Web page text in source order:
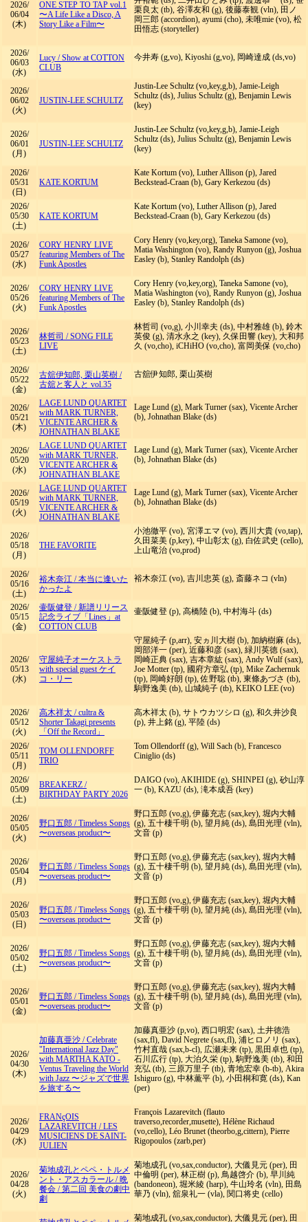
2026/
06/04
(木)
ONE STEP TO TAP vol.1
〜A Life Like a Disco, A
Story Like a Film〜
栗良太 (tb), 谷澤友和 (g), 後藤泰観 (vln), 田ノ
岡三郎 (accordion), ayumi (cho), 未唯mie (vo), 松
田悟志 (storyteller)
2026/
06/03
(水)
Lucy /Show at COTTON
CLUB
今井寿 (g,vo), Kiyoshi (g,vo), 岡崎達成 (ds,vo)
2026/
06/02
(火)
JUSTIN-LEE SCHULTZ
Justin-Lee Schultz (vo,key,g,b), Jamie-Leigh
Schultz (ds), Julius Schultz (g), Benjamin Lewis
(key)
2026/
06/01
(月)
JUSTIN-LEE SCHULTZ
Justin-Lee Schultz (vo,key,g,b), Jamie-Leigh
Schultz (ds), Julius Schultz (g), Benjamin Lewis
(key)
2026/
05/31
(日)
KATE KORTUM
Kate Kortum (vo), Luther Allison (p), Jared
Beckstead-Craan (b), Gary Kerkezou (ds)
2026/
05/30
(土)
KATE KORTUM
Kate Kortum (vo), Luther Allison (p), Jared
Beckstead-Craan (b), Gary Kerkezou (ds)
2026/
05/27
(水)
CORY HENRY LIVE
featuring Members of The
Funk Apostles
Cory Henry (vo,key,org), Taneka Samone (vo),
Matia Washington (vo), Randy Runyon (g), Joshua
Easley (b), Stanley Randolph (ds)
2026/
05/26
(火)
CORY HENRY LIVE
featuring Members of The
Funk Apostles
Cory Henry (vo,key,org), Taneka Samone (vo),
Matia Washington (vo), Randy Runyon (g), Joshua
Easley (b), Stanley Randolph (ds)
2026/
05/23
(土)
林哲司 /SONG FILE
LIVE
林哲司 (vo,g), 小川幸夫 (ds), 中村雅雄 (b), 鈴木
英俊 (g), 清水永之 (key), 久保田響 (key), 大和邦
久 (vo,cho), iCHiHO (vo,cho), 富岡美保 (vo,cho)
2026/
05/22
(金)
古舘伊知郎, 栗山英樹 /
古舘と客人と vol.35
古舘伊知郎, 栗山英樹
2026/
05/21
(木)
LAGE LUND QUARTET
with MARK TURNER,
VICENTE ARCHER &
JOHNATHAN BLAKE
Lage Lund (g), Mark Turner (sax), Vicente Archer
(b), Johnathan Blake (ds)
2026/
05/20
(水)
LAGE LUND QUARTET
with MARK TURNER,
VICENTE ARCHER &
JOHNATHAN BLAKE
Lage Lund (g), Mark Turner (sax), Vicente Archer
(b), Johnathan Blake (ds)
2026/
05/19
(火)
LAGE LUND QUARTET
with MARK TURNER,
VICENTE ARCHER &
JOHNATHAN BLAKE
Lage Lund (g), Mark Turner (sax), Vicente Archer
(b), Johnathan Blake (ds)
2026/
05/18
(月)
THE FAVORITE
小池徹平 (vo), 宮澤エマ (vo), 西川大貴 (vo,tap),
久田菜美 (p,key), 中山彰太 (g), 白佐武史 (cello),
上山竜治 (vo,prod)
2026/
05/16
(土)
裕木奈江 /本当に逢いた
かったよ
裕木奈江 (vo), 吉川忠英 (g), 斎藤ネコ (vln)
2026/
05/15
(金)
壷阪健登 /新譜リリース
記念ライブ「Lines」at
COTTON CLUB
壷阪健登 (p), 高橋陸 (b), 中村海斗 (ds)
2026/
05/13
(水)
守屋純子オーケストラ
with special guest ケイ
コ・リー
守屋純子 (p,arr), 安ヵ川大樹 (b), 加納樹麻 (ds),
岡部洋一 (per), 近藤和彦 (sax), 緑川英徳 (sax),
岡崎正典 (sax), 吉本章紘 (sax), Andy Wulf (sax),
Joe Motter (tp), 國府方章弘 (tp), Mike Zachernuk
(tp), 岡崎好朗 (tp), 佐野聡 (tb), 東條あづさ (tb),
駒野逸美 (tb), 山城純子 (tb), KEIKO LEE (vo)
2026/
05/12
(火)
高木祥太 /cultra &
Shorter Takagi presents
「Off the Record」
高木祥太 (b), サトウカツシロ (g), 和久井沙良
(p), 井上銘 (g), 平陸 (ds)
2026/
05/11
(月)
TOM OLLENDORFF
TRIO
Tom Ollendorff (g), Will Sach (b), Francesco
Ciniglio (ds)
2026/
05/09
(土)
BREAKERZ /
BIRTHDAY PARTY 2026
DAIGO (vo), AKIHIDE (g), SHINPEI (g), 砂山淳
一 (b), KAZU (ds), 滝本成吾 (key)
2026/
05/05
(火)
野口五郎 /Timeless Songs
〜overseas product〜
野口五郎 (vo,g), 伊藤充志 (sax,key), 堀内大輔
(g), 五十棲千明 (b), 望月純 (ds), 島田光理 (vln),
文音 (p)
2026/
05/04
(月)
野口五郎 /Timeless Songs
〜overseas product〜
野口五郎 (vo,g), 伊藤充志 (sax,key), 堀内大輔
(g), 五十棲千明 (b), 望月純 (ds), 島田光理 (vln),
文音 (p)
2026/
05/03
(日)
野口五郎 /Timeless Songs
〜overseas product〜
野口五郎 (vo,g), 伊藤充志 (sax,key), 堀内大輔
(g), 五十棲千明 (b), 望月純 (ds), 島田光理 (vln),
文音 (p)
2026/
05/02
(土)
野口五郎 /Timeless Songs
〜overseas product〜
野口五郎 (vo,g), 伊藤充志 (sax,key), 堀内大輔
(g), 五十棲千明 (b), 望月純 (ds), 島田光理 (vln),
文音 (p)
2026/
05/01
(金)
野口五郎 /Timeless Songs
〜overseas product〜
野口五郎 (vo,g), 伊藤充志 (sax,key), 堀内大輔
(g), 五十棲千明 (b), 望月純 (ds), 島田光理 (vln),
文音 (p)
2026/
04/30
(木)
加藤真亜沙 /Celebrate
"International Jazz Day"
with MARTHA KATO -
Ventus Traveling the World
with Jazz 〜ジャズで世界
を旅する〜
加藤真亜沙 (p,vo), 西口明宏 (sax), 土井徳浩
(sax,fl), David Negrete (sax,fl), 浦ヒロノリ (sax),
竹村直哉 (sax,b-cl), 広瀬未来 (tp), 黒田卓也 (tp),
石川広行 (tp), 大泊久栄 (tp), 駒野逸美 (tb), 和田
充弘 (tb), 三原万里子 (tb), 青地宏幸 (b-tb), Akira
Ishiguro (g), 中林薫平 (b), 小田桐和寛 (ds), Kan
(per)
2026/
04/29
(水)
FRANçOIS
LAZAREVITCH /LES
MUSICIENS DE SAINT-
JULIEN
François Lazarevitch (flauto
traverso,recorder,musette), Hélène Richaud
(vo,cello), Léo Brunet (theorbo,g,cittern), Pierre
Rigopoulos (zarb,per)
2026/
04/28
(火)
菊地成孔とペペ・トルメ
ント・アスカラール /晩
餐会 / 第二回 美食の劇中
劇
菊地成孔 (vo,sax,conductor), 大儀見元 (per), 田
中倫明 (per), 林正樹 (p), 鳥越啓介 (b), 早川純
(bandoneon), 堀米綾 (harp), 牛山玲名 (vln), 田島
華乃 (vln), 舘泉礼一 (vla), 関口将史 (cello)
菊地成孔 (vo,sax,conductor), 大儀見元 (per), 田